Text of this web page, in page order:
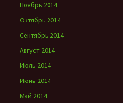
Ноябрь 2014
Октябрь 2014
Сентябрь 2014
Август 2014
Июль 2014
Июнь 2014
Май 2014